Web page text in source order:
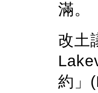
滿。
改土
約」